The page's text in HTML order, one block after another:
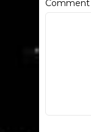
Comment